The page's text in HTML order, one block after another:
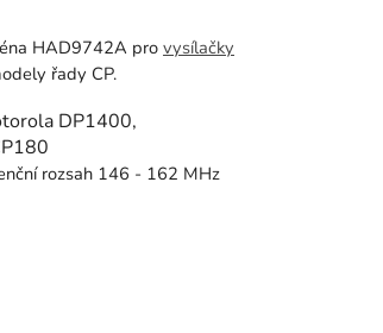
HAD9742A pro vysílačky
řady CP.
DP1400,
rozsah 146 - 162 MHz